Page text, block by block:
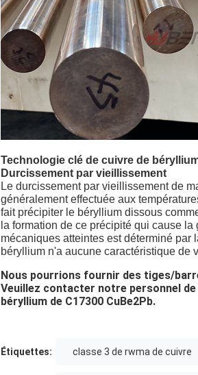
Technologie clé de cuivre de
Durcissement par vieillissement
Le durcissement par vieillissement de
généralement effectuée aux
fait précipiter le béryllium dissous
la formation de ce précipité qui cause
mécaniques atteintes est déterminé par
béryllium n'a aucune caractéristique de
Nous pourrions fournir des tiges/
Veuillez contacter notre personnel
béryllium de C17300 CuBe2Pb.
Étiquettes: classe 3 de rwma de cuivre